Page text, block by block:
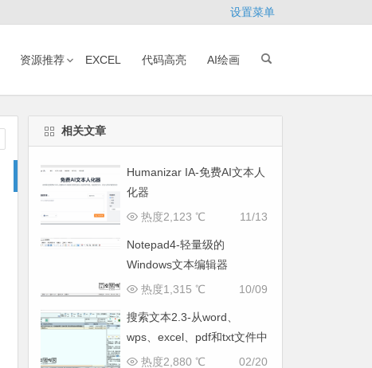
设置菜单
资源推荐 EXCEL 代码高亮 AI绘画
相关文章
Humanizar IA-免费AI文本人
化器
11/13
热度2,123 ℃
Notepad4-轻量级的
Windows文本编辑器
10/09
热度1,315 ℃
搜索文本2.3-从word、
wps、excel、pdf和txt文件中
查找文本的工具
02/20
热度2,880 ℃